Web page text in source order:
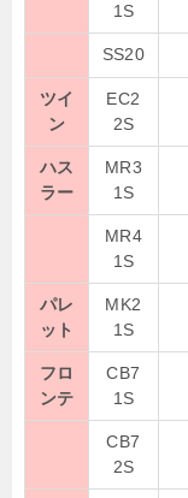
1S
SS20
ツイ
ン
EC2
2S
ハス
ラー
MR3
1S
MR4
1S
パレ
ット
MK2
1S
フロ
ンテ
CB7
1S
CB7
2S